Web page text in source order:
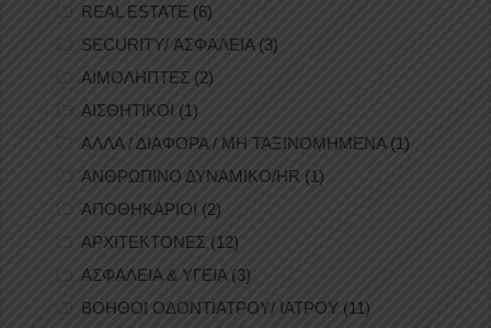
REAL ESTATE (6)
SECURITY/ ΑΣΦΑΛΕΙΑ(3)
ΑΙΜΟΛΗΠΤΕΣ (2)
ΑΙΣΘΗΤΙΚΟΙ (1)
ΑΛΛΑ / ΔΙΑΦΟΡΑ / ΜΗ ΤΑΞΙΝΟΜΗΜΕΝΑ(1)
ΑΝΘΡΩΠΙΝΟ ΔΥΝΑΜΙΚΟ/HR (1)
ΑΠΟΘΗΚΑΡΙΟΙ (2)
ΑΡΧΙΤΕΚΤΟΝΕΣ (12)
ΑΣΦΑΛΕΙΑ & ΥΓΕΙΑ (3)
ΒΟΗΘΟΙ ΟΔΟΝΤΙΑΤΡΟΥ/ ΙΑΤΡΟΥ (11)